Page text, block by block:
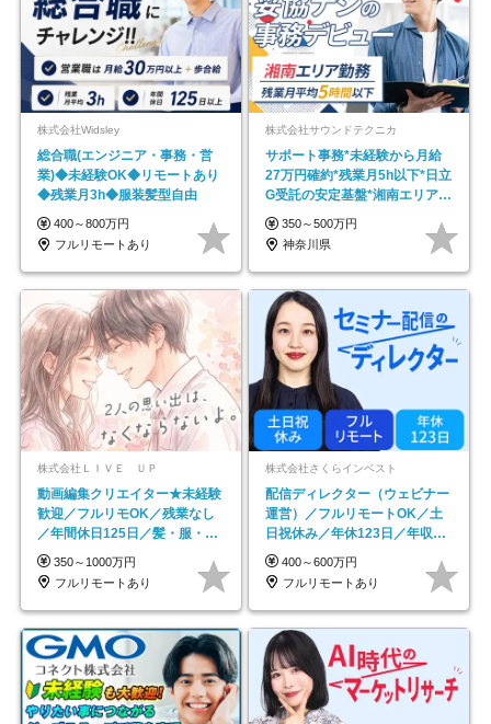
株式会社Widsley
総合職(エンジニア・事務・営
業)◆未経験OK◆リモートあり
◆残業月3h◆服装髪型自由
400～800万円
フルリモートあり
株式会社サウンドテクニカ
サポート事務*未経験から月給
27万円確約*残業月5h以下*日立
G受託の安定基盤*湘南エリア勤
務
350～500万円
神奈川県
株式会社ＬＩＶＥ ＵＰ
動画編集クリエイター★未経験
歓迎／フルリモOK／残業なし
／年間休日125日／髪・服・ネ
イル自由／研修充実で安心
350～1000万円
フルリモートあり
株式会社さくらインベスト
配信ディレクター（ウェビナー
運営）／フルリモートOK／土
日祝休み／年休123日／年収
600万円可
400～600万円
フルリモートあり